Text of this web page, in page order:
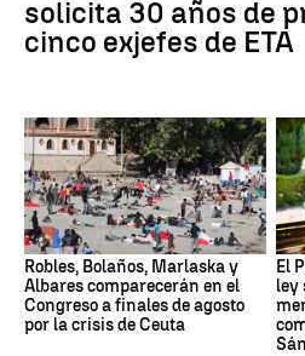
solicita 30 años de
cinco exjefes de ETA
Robles, Bolaños, Marlaska y
Albares comparecerán en el
Congreso a finales de agosto
por la crisis de Ceuta
El
ley